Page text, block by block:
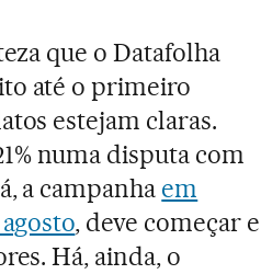
que o Datafolha
até o primeiro
estejam claras.
numa disputa com
a campanha em
, deve começar e
Há, ainda, o